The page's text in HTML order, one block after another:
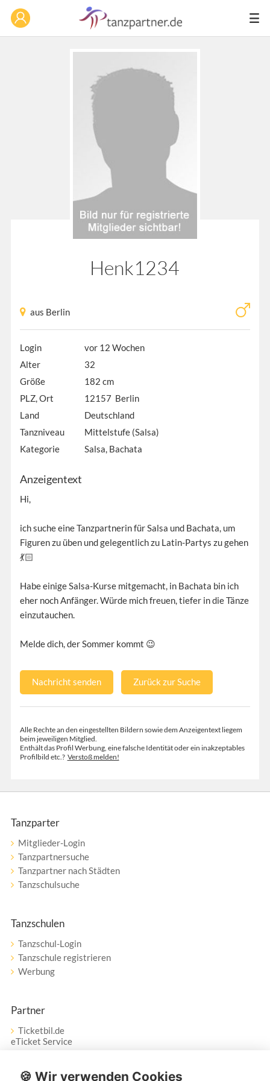
Henk1234
aus Berlin
Login
vor 12 Wochen
Alter
32
Größe
182 cm
PLZ, Ort
12157 Berlin
Land
Deutschland
Tanzniveau
Mittelstufe (Salsa)
Kategorie
Salsa, Bachata
Anzeigentext
Hi,
ich suche eine Tanzpartnerin für Salsa und Bachata, um
Figuren zu üben und gelegentlich zu Latin-Partys zu gehen
💃🏻
Habe einige Salsa-Kurse mitgemacht, in Bachata bin ich
eher noch Anfänger. Würde mich freuen, tiefer in die Tänze
einzutauchen.
Melde dich, der Sommer kommt 😉
Nachricht senden Zurück zur Suche
Alle Rechte an den eingestellten Bildern sowie dem Anzeigentext liegem
beim jeweiligen Mitglied.
Enthält das Profil Werbung, eine falsche Identität oder ein inakzeptables
Profilbild etc.? Verstoß melden!
Tanzparter
Mitglieder-Login
Tanzpartnersuche
Tanzpartner nach Städten
Tanzschulsuche
Tanzschulen
Tanzschul-Login
Tanzschule registrieren
Werbung
Partner
Ticketbil.de
eTicket Service
Vertrag widerrufen
🍪 Wir verwenden Cookies